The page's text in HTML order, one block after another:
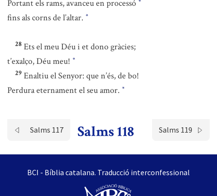
Portant els rams, avanceu en processó *
fins als corns de l’altar. *
28 Ets el meu Déu i et dono gràcies;
t’exalço, Déu meu! *
29 Enaltiu el Senyor: que n’és, de bo!
Perdura eternament el seu amor. *
Salms 117 Salms 118 Salms 119
BCI - Bíblia catalana. Traducció interconfessional